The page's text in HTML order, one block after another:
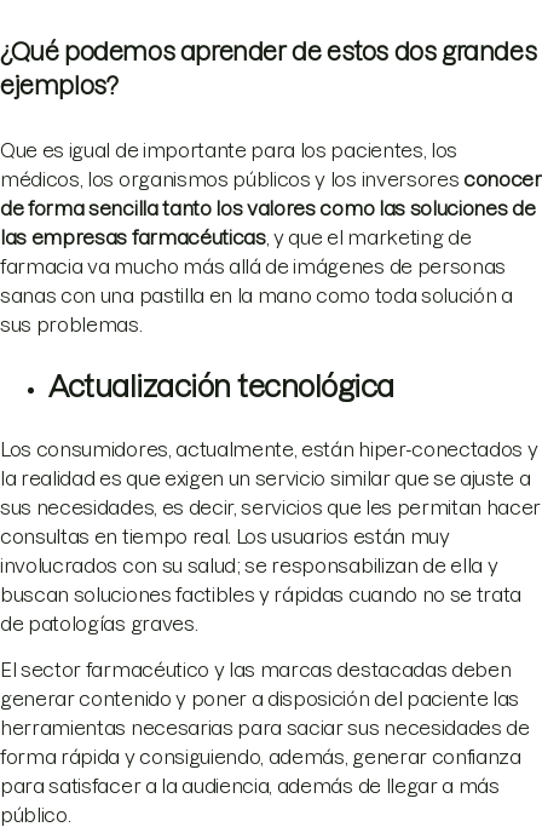
¿Qué podemos aprender de estos dos grandes
ejemplos?
Que es igual de importante para los pacientes, los
médicos, los organismos públicos y los inversores conocer
de forma sencilla tanto los valores como las soluciones de
las empresas farmacéuticas, y que el marketing de
farmacia va mucho más allá de imágenes de personas
sanas con una pastilla en la mano como toda solución a
sus problemas.
Actualización tecnológica
Los consumidores, actualmente, están hiper-conectados y
la realidad es que exigen un servicio similar que se ajuste a
sus necesidades, es decir, servicios que les permitan hacer
consultas en tiempo real. Los usuarios están muy
involucrados con su salud; se responsabilizan de ella y
buscan soluciones factibles y rápidas cuando no se trata
de patologías graves.
El sector farmacéutico y las marcas destacadas deben
generar contenido y poner a disposición del paciente las
herramientas necesarias para saciar sus necesidades de
forma rápida y consiguiendo, además, generar confianza
para satisfacer a la audiencia, además de llegar a más
público.